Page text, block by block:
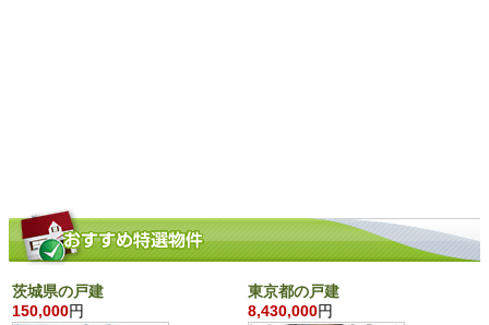
茨城県の戸建
150,000円
東京都の戸建
8,430,000円